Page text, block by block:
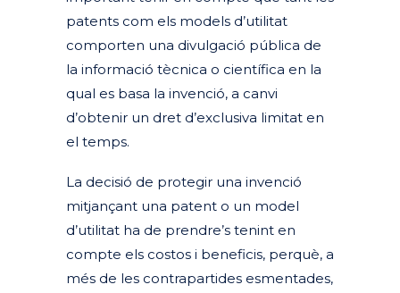
patents com els models d’utilitat
comporten una divulgació pública de
la informació tècnica o científica en la
qual es basa la invenció, a canvi
d’obtenir un dret d’exclusiva limitat en
el temps.
La decisió de protegir una invenció
mitjançant una patent o un model
d’utilitat ha de prendre’s tenint en
compte els costos i beneficis, perquè, a
més de les contrapartides esmentades,